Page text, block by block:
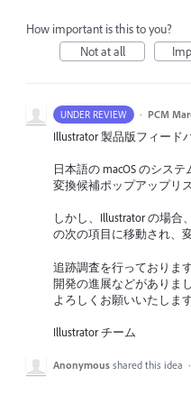
How important is this to you?
Not at all
UNDER REVIEW · PCM
Illustrator 製品版フィード
日本語の macOS のシス
変換候補ポップアップリ
しかし、Illustrator の場合
の次の項目に移動され、
追跡調査を行っております
開発の進展などがありま
よろしくお願いいたします
Illustrator チーム
Anonymous shared this idea ·